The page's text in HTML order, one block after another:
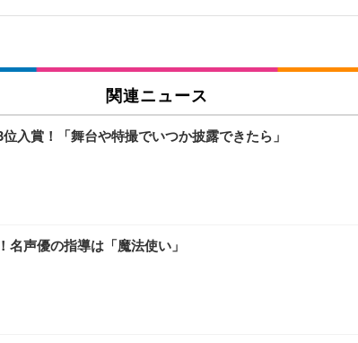
関連ニュース
入賞！「舞台や特撮でいつか披露できたら」
声優の指導は「魔法使い」